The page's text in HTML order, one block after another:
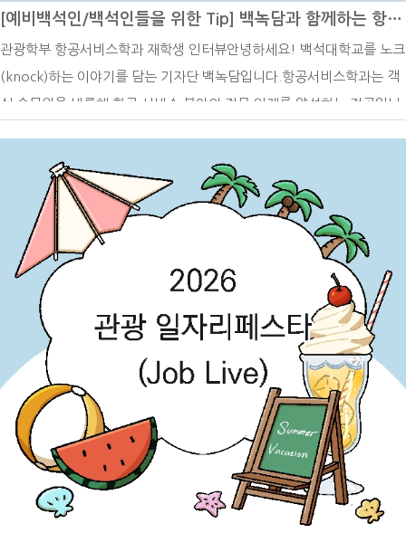
째로 8월 10일부터 8월 14일은 2학기 수강 신청 기간입니다. 8월 10일
월요일 9시 30분부터 24시까지는 1학기~4학기에 해당하는 1~2학년을
대상으로 전공 중 기초, 핵심 교과목과 교양 중 1, 2학년 권장 과목에 대
한 수강 신청이 이루어집니다. 8월 11일 화요일 9시 30분부터 24시까지
장 교양 과목에 대해 수강 신청이 이루어집니다. 남은 기간인 8월 12일
수요일 9시 30분부터 8월 14일 금요일 24시까지는 전 학년을 대상으로
전공, 교양과 교직 전체 과목에 대해 수강 신청이 진행됩니다. 기간을 잘
확인하시어 미리 시간표 계획을 짜두시기 바랍니다.8월 15일 광복절두
번째로 8월 15일은 광복절입니다. 광복절은 우리나라가 일제강점기에서
벗어나 국권을 되찾은 날을 기념하는 날입니다. 수많은 독립운동가와 국
민의 희생과 노력으로 이루어진 광복의 의미를 되새기는 날인데요, 이날
은 단순한 공휴일이 아닌, 우리가 누리는 자유와 나라의 소중함을 다시
한번 기억하는 뜻깊은 하루가 되길 바랍니다.8월 24일~8월 28일 재학
생 등록 기간세 번째로 8월 24일부터 8월 28일은 재학생 등록 기간입니
다. 신한은행, 국민은행으로 등록금 납부가 가능하며 2026년 8월 14일
금요일부터 포털 시스템에서 종합정보 중 등록, 장학 카테고리에서 등록
금 고지서 확인이 가능합니다. 납부 방법은 고지서에 명시된 가상계좌 중
1개를 선택하여 무통장입금 또는 인터넷뱅킹으로 납부하거나 고지서를
[예비백석인/백석인들을 위한 Tip] 백녹담과 함께하는 항공서비스학과 재학생 인터뷰
관광학부 항공서비스학과 재학생 인터뷰안녕하세요! 백석대학교를 노크
(knock)하는 이야기를 담는 기자단 백녹담입니다.항공서비스학과는 객
실 승무원을 비롯해 항공 서비스 분야의 전문 인재를 양성하는 전공입니
께 갖출 수 있어 많은 수험생들의 관심을 받고 있는데요.이번 기사에서는
백석대학교 관광학부 항공서비스학과 재학생 인터뷰를 통해 전공을 선택
하게 된 계기부터 전공 수업, 진로 준비 과정, 대학생활의 팁까지 생생한
이야기를 들어보았습니다. 항공서비스학과를 꿈꾸거나 관심 있는 분들에
게 도움이 되는 시간이 되길 바랍니다!현재 전공에 대해 소개해 주시고,
관련 진로에는 어떤 것들이 있는지 말씀해 주세요.백녹담: 현재 전공에
대해 소개해 주시고, 관련 진로에는 어떤 것들이 있는지 말씀해 주세요.
재학생: 항공서비스전공은 객실 승무원을 주로 목표로 하는 전공입니다.
졸업 후에는 대한항공, 티웨이항공 같은 국내 항공사뿐만 아니라 카타르
항공, 싱가포르항공 등 외항사에도 취업할 수 있습니다.서비스 직무인 만
큼 서비스 마인드가 중요하고, 외국어 능력도 필수인데 그중에서도 영어
가 가장 중요합니다. 또한 기내에서 위급상황이 발생했을 때 대처할 수
있도록 안전 교육을 받고, 기내 식음료 서비스와 같은 실무 교육도 함께
배우고 있습니다.앞으로의 진로 계획은 어떻게 되시나요?백녹담: 앞으로